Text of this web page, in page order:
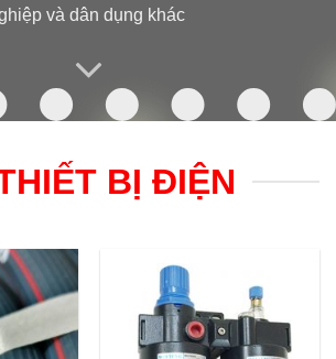
và dân dụng khác
BỊ ĐIỆN